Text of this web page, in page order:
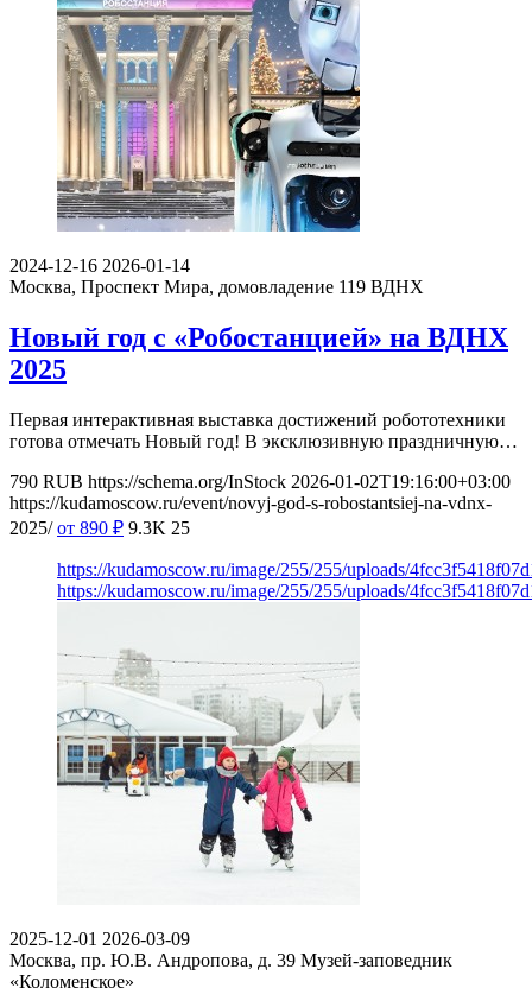
2024-12-16 2026-01-14
Москва, Проспект Мира, домовладение 119 ВДНХ
Новый год с «Робостанцией» на ВДНХ
2025
Первая интерактивная выставка достижений робототехники
готова отмечать Новый год! В эксклюзивную праздничную…
790 RUB https://schema.org/InStock 2026-01-02T19:16:00+03:00
https://kudamoscow.ru/event/novyj-god-s-robostantsiej-na-vdnx-
2025/ от 890 ₽ 9.3K 25
https://kudamoscow.ru/image/255/255/uploads/
https://kudamoscow.ru/image/255/255/uploads/
2025-12-01 2026-03-09
Москва, пр. Ю.В. Андропова, д. 39 Музей-заповедник
«Коломенское»